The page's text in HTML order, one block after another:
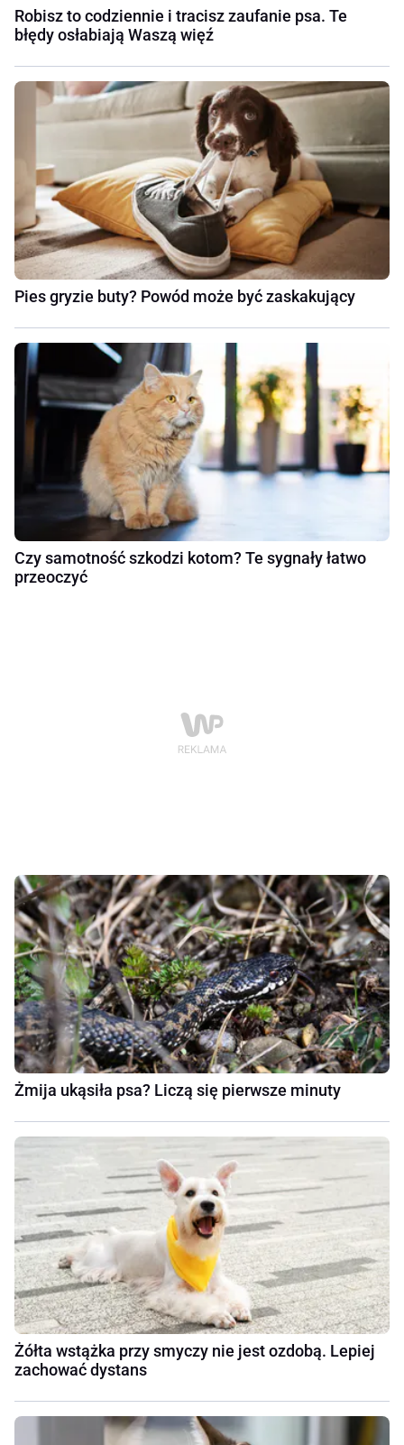
Robisz to codziennie i tracisz zaufanie psa. Te
błędy osłabiają Waszą więź
Pies gryzie buty? Powód może być zaskakujący
Czy samotność szkodzi kotom? Te sygnały łatwo
przeoczyć
Żmija ukąsiła psa? Liczą się pierwsze minuty
Żółta wstążka przy smyczy nie jest ozdobą. Lepiej
zachować dystans